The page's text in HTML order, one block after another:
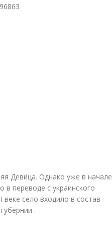
Деви́ца. Однако уже в начале
в переводе с украинского
село входило в состав
.